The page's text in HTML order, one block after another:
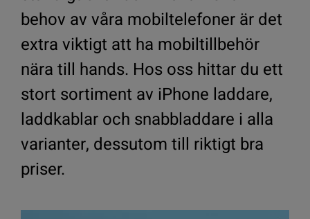
behov av våra mobiltelefoner är det
extra viktigt att ha mobiltillbehör
nära till hands. Hos oss hittar du ett
stort sortiment av iPhone laddare,
laddkablar och snabbladdare i alla
varianter, dessutom till riktigt bra
priser.